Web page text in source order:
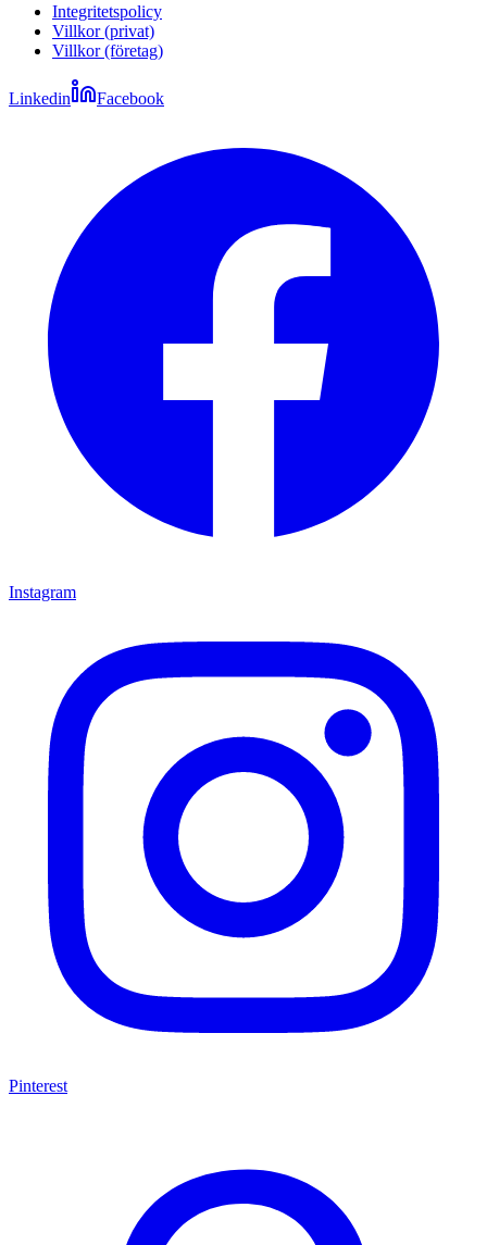
Integritetspolicy
Villkor (privat)
Villkor (företag)
Linkedin Facebook
Instagram
Pinterest